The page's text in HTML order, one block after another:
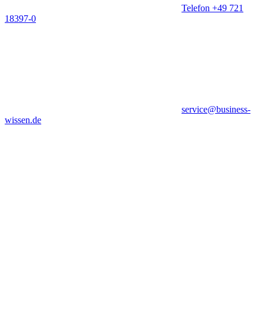
Telefon +49 721
18397-0
service@business-
wissen.de